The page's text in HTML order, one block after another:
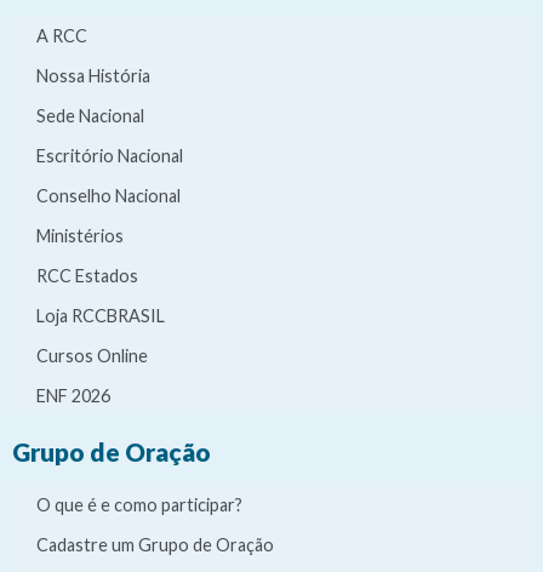
A RCC
Nossa História
Sede Nacional
Escritório Nacional
Conselho Nacional
Ministérios
RCC Estados
Loja RCCBRASIL
Cursos Online
ENF 2026
Grupo de Oração
O que é e como participar?
Cadastre um Grupo de Oração